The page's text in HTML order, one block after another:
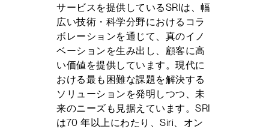
サービスを提供しているSRIは、幅
広い技術・科学分野におけるコラ
ボレーションを通じて、真のイノ
ベーションを生み出し、顧客に高
い価値を提供しています。現代に
おける最も困難な課題を解決する
ソリューションを発明しつつ、未
来のニーズも見据えています。SRI
は70 年以上にわたり、Siri、オン